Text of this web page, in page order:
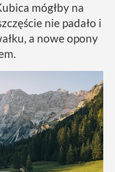
mógłby na
nie padało i
a nowe opony